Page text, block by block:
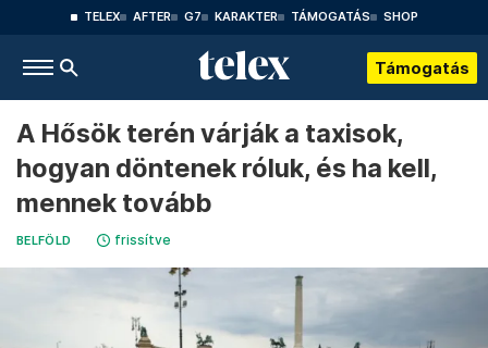
TELEX AFTER G7 KARAKTER TÁMOGATÁS SHOP
Támogatás
A Hősök terén várják a taxisok,
hogyan döntenek róluk, és ha kell,
mennek tovább
BELFÖLD frissítve